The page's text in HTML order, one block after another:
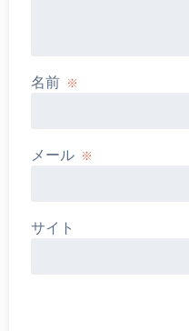
名前 ※
メール ※
サイト